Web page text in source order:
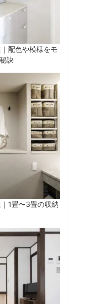
配色や模様をモ
訣
1畳〜3畳の収納